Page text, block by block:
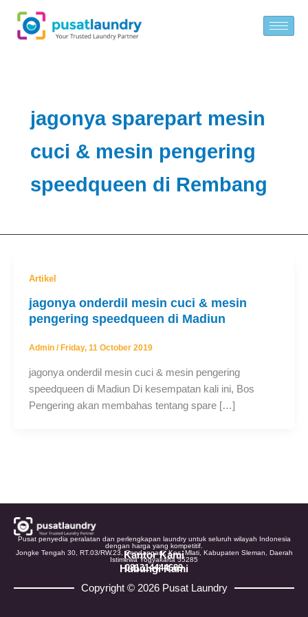
content
jagonya sparepart mesin
cuci & mesin pengering
speedqueen di Rembang
Artikel
jagonya onderdil mesin cuci & mesin
pengering speedqueen di Madiun
Admin / Friday, 11 October 2019
jagonya onderdil mesin cuci & mesin pengering
speedqueen di Madiun Di kesempatan kali ini, Bos
Pengering akan membahas tentang spare […]
Pusat penyedia peralatan dan perlengkapan laundry untuk seluruh wilayah Indonesia
dengan harga yang kompetitif.
Kantor Kami
Jongke Tengah 30, RT.03/RW.23, Sendangadi, Kec. Mlati, Kabupaten Sleman, Daerah
Istimewa Yogyakarta 55285
Hubungi Kami
081314444689
Copyright © 2026 Pusat Laundry